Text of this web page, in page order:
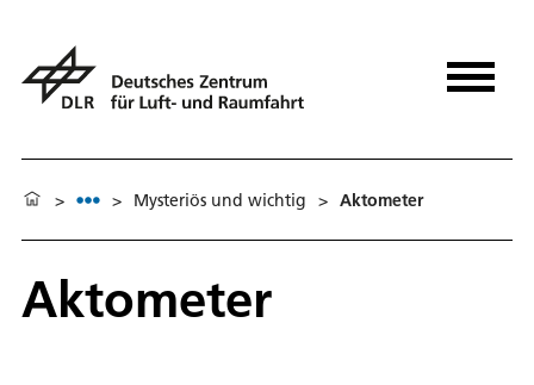
> > Mysteriös und wichtig > Aktometer
Aktometer